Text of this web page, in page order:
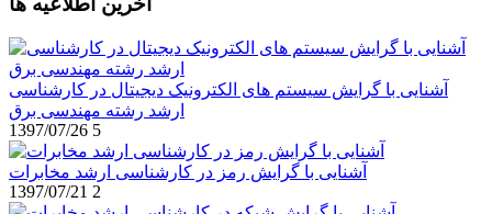
آشنایی با گرایش سیستم های الکترونیک دیجیتال در کارشناسی
ارشد رشته مهندسی برق
1397/07/26 5
آشنایی با گرایش رمز در کارشناسی ارشد مخابرات
1397/07/21 2